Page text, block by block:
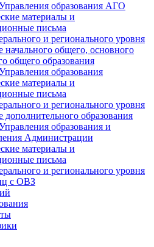
образования АГО
материалы и
письма
и регионального уровня
начального общего, основного
общего образования
образования
материалы и
письма
и регионального уровня
дополнительного образования
образования и
Администрации
материалы и
письма
и регионального уровня
с ОВЗ